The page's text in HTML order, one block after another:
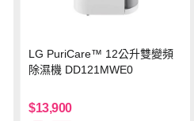
LG PuriCare™ 12公升雙變頻
除濕機 DD121MWE0
$13,900